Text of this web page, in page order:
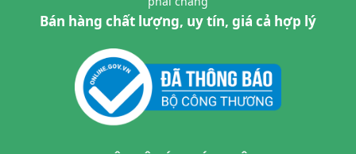
Bán hàng chất lượng, uy tín, giá cả hợp lý